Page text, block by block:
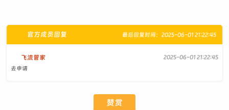
最后回复时间：2025-06-01 21:22:45
官方成员回复
飞流管家
2025-06-01 21:22:45
去申请
赞赏